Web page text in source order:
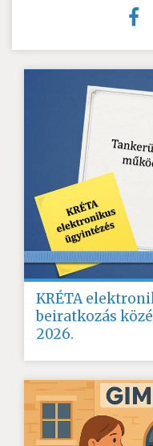
KRÉTA
beiratkozás
2026.